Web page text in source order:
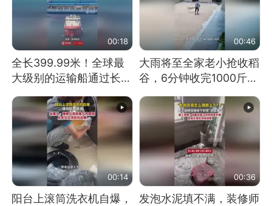
00:18
全长399.99米！全球最
大级别的运输船通过长江
大桥这一幕，太震撼了！
00:46
大雨将至全家老小抢收稻
谷，6分钟收完1000斤，
没有一个人掉链子
00:14
阳台上滚筒洗衣机自爆，
00:36
发泡水泥填不满，装修师